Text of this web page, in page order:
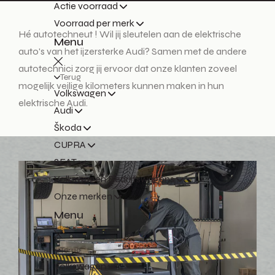
Actie voorraad
Voorraad per merk
Menu
Terug
Volkswagen
Audi
Škoda
CUPRA
SEAT
Volkswagen Bedrijfswagens
Onze merken
Menu
Terug
Volkswagen
Hé autotechneut ! Wil jij sleutelen aan de elektrische
auto's van het ijzersterke Audi? Samen met de andere
autotechnici zorg jij ervoor dat onze klanten zoveel
mogelijk veilige kilometers kunnen maken in hun
elektrische Audi.